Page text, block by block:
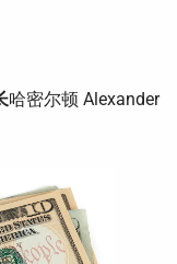
哈密尔顿 Alexander